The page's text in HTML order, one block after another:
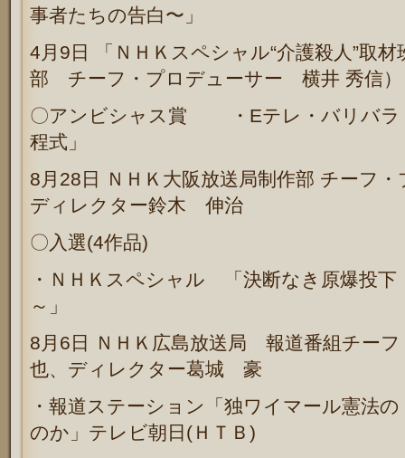
事者たちの告白〜」
4 月 9 日
「ＮＨＫスペシャル“介護殺人”取
部 チーフ・プロデューサー 横井 秀信）
〇アンビシャス賞 ・ Eテレ・バリバラ
程式」
8 月 28 日
ＮＨＫ大阪放送局制作部 チーフ
ディレクター鈴木 伸治
〇入選(4作品)
・ＮＨＫスペシャル 「決断なき原爆投
～」
8 月 6 日
ＮＨＫ広島放送局 報道番組チー
也、ディレクター葛城 豪
・ 報道ステーション「独ワイマール憲法
のか」テレビ朝日 ( ＨＴＢ )